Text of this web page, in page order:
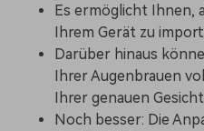
Es ermöglicht Ihnen,
Ihrem Gerät zu
Darüber hinaus
Ihrer Augenbrauen
Ihrer genauen
Noch besser: Die